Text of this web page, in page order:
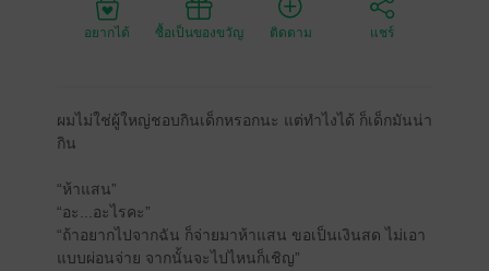
อยากได้ ซื้อเป็นของขวัญ ติดตาม แชร์
ผมไม่ใช่ผู้ใหญ่ชอบกินเด็กหรอกนะ แต่ทำไงได้ ก็เด็กมันน่า
กิน
“ห้าแสน”
“อะ...อะไรคะ”
“ถ้าอยากไปจากฉัน ก็จ่ายมาห้าแสน ขอเป็นเงินสด ไม่เอา
แบบผ่อนจ่าย จากนั้นจะไปไหนก็เชิญ”